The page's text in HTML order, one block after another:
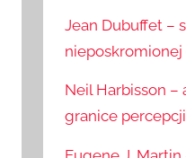
Jean Dubuffet –
Neil Harbisson –
granice